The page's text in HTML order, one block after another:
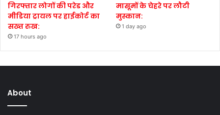
गिरफ्तार लोगों की परेड और
मीडिया ट्रायल पर हाईकोर्ट का
सख्त रुख:
17 hours ago
मासूमों के चेहरे पर लौटी
मुस्कान:
1 day ago
About